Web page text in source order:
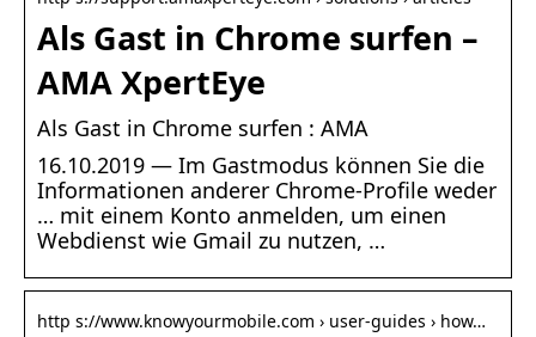
Als Gast in Chrome surfen –
AMA XpertEye
Als Gast in Chrome surfen : AMA
16.10.2019 — Im Gastmodus können Sie die
Informationen anderer Chrome-Profile weder
… mit einem Konto anmelden, um einen
Webdienst wie Gmail zu nutzen, …
http s://www.knowyourmobile.com › user-guides › how…